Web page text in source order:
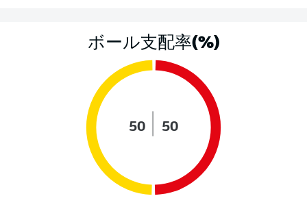
ボール支配率(%)
50 50